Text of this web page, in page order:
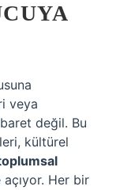
veya
değil. Bu
kültürel
Her bir